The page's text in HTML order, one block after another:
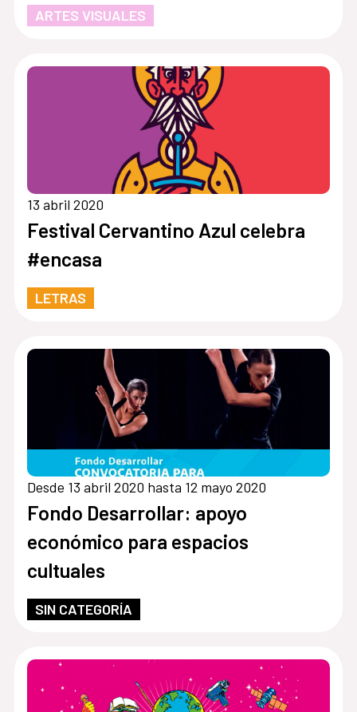
ARTES VISUALES
13 abril 2020
Festival Cervantino Azul celebra
#encasa
LETRAS
Desde 13 abril 2020 hasta 12 mayo 2020
Fondo Desarrollar: apoyo
económico para espacios
cultuales
SIN CATEGORÍA